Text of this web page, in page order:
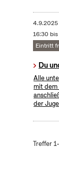
4.9.2025
16:30
Eintritt
Du
Alle
mit dem
der
Treffer